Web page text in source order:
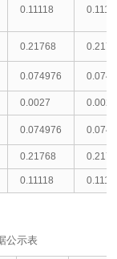
0.11118
0.21768
0.074976
0.0027
0.0027
0.074976
0.21768
0.11118
公示表